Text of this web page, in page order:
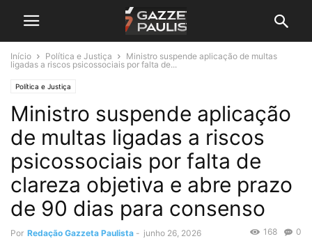
Início Política e Justiça
Ministro suspende aplicação de multas
ligadas a riscos psicossociais por falta de...
Política e Justiça
Ministro suspende aplicação
de multas ligadas a riscos
psicossociais por falta de
clareza objetiva e abre prazo
de 90 dias para consenso
Por Redação Gazzeta Paulista - junho 26, 2026 0
168